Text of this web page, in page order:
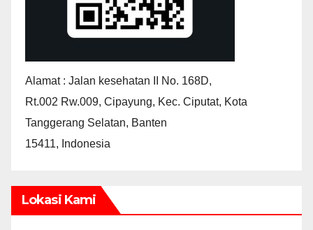
Alamat : Jalan kesehatan II No. 168D,
Rt.002 Rw.009, Cipayung, Kec. Ciputat, Kota
Tanggerang Selatan, Banten
15411, Indonesia
Lokasi Kami